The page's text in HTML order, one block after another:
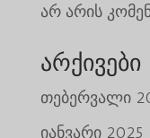
არ არის
არქივები
თებერვალი
იანვარი 2025